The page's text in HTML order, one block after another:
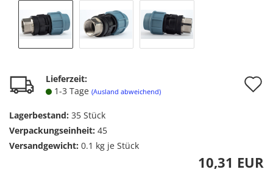
Lieferzeit:
1-3 Tage (Ausland abweichend)
Lagerbestand: 35 Stück
Verpackungseinheit: 45
Versandgewicht: 0.1 kg je Stück
10,31 EUR